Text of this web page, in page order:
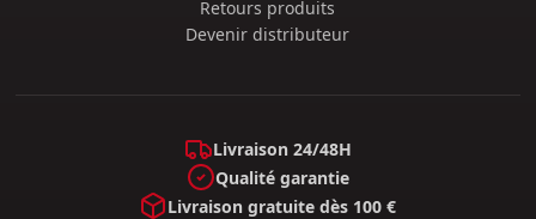
Retours produits
Devenir distributeur
Livraison 24/48H
Qualité garantie
Livraison gratuite dès 100 €